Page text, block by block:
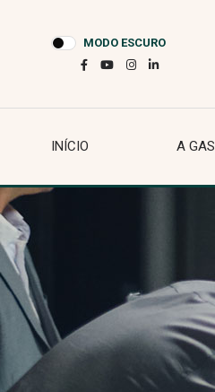
MODO ESCURO
INÍCIO A GAS